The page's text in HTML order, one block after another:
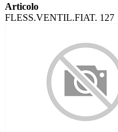
Articolo
FLESS.VENTIL.FIAT. 127